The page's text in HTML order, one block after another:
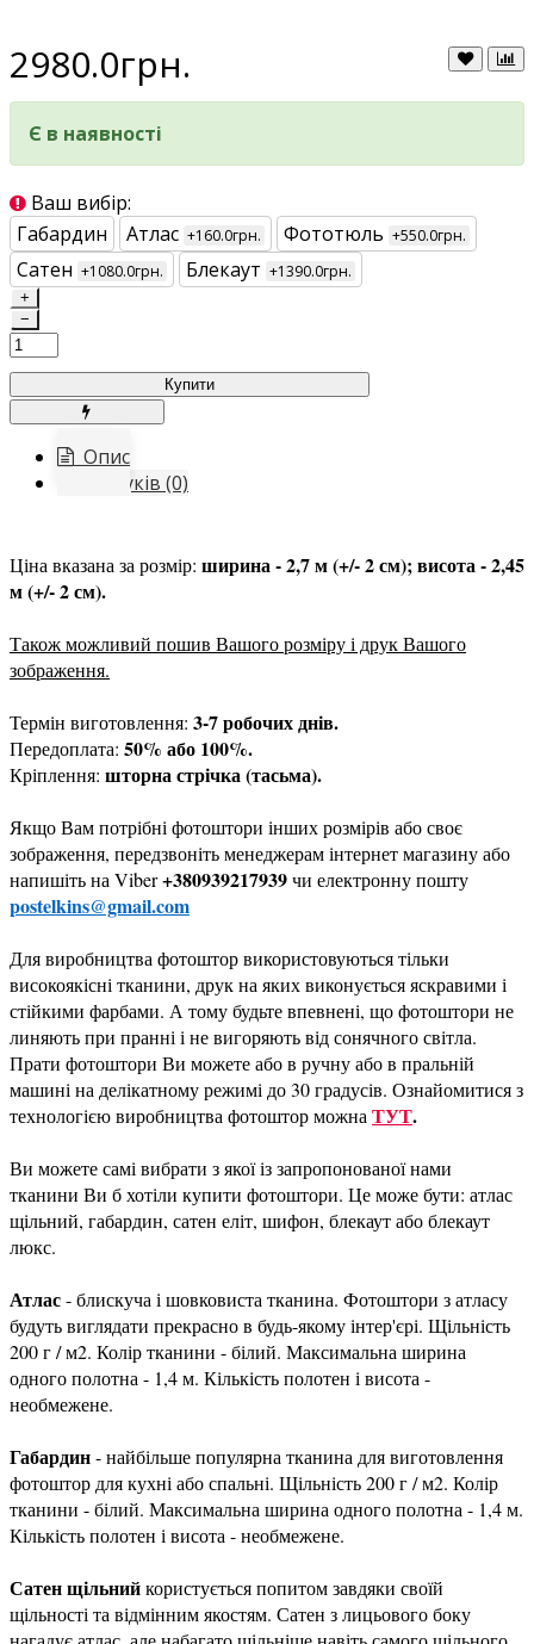
2980.0грн.
Є в наявності
Ваш вибір:
Габардин
Атлас +160.0грн. Фототюль +550.0грн.
Сатен +1080.0грн. Блекаут +1390.0грн.
+
−
Купити
Опис
Відгуків (0)
Ціна вказана за розмір: ширина - 2,7 м (+/- 2 см); висота - 2,45
м (+/- 2 см).
Також можливий пошив Вашого розміру і друк Вашого
зображення.
Термін виготовлення: 3-7 робочих днів.
Передоплата: 50% або 100%.
Кріплення: шторна стрічка (тасьма).
Якщо Вам потрібні фотоштори інших розмірів або своє
зображення, передзвоніть менеджерам інтернет магазину або
напишіть на Viber+380939217939чи електронну пошту
postelkins@gmail.com
Для виробництва фотоштор використовуються тільки
високоякісні тканини, друк на яких виконується яскравими і
стійкими фарбами. А тому будьте впевнені, що фотоштори не
линяють при пранні і не вигоряють від сонячного світла.
Прати фотоштори Ви можете або в ручну або в пральній
машині на делікатному режимі до 30 градусів. Ознайомитися з
технологією виробництва фотоштор можна ТУТ.
Ви можете самі вибрати з якої із запропонованої нами
тканини Ви б хотіли купити фотоштори. Це може бути: атлас
щільний, габардин, сатен еліт, шифон, блекаут або блекаут
люкс.
Атлас- блискуча і шовковиста тканина. Фотоштори з атласу
будуть виглядати прекрасно в будь-якому інтер'єрі. Щільність
200 г / м2. Колір тканини - білий. Максимальна ширина
одного полотна - 1,4 м. Кількість полотен і висота -
необмежене.
Габардин- найбільше популярна тканина для виготовлення
фотоштор для кухні або спальні. Щільність 200 г / м2. Колір
тканини - білий. Максимальна ширина одного полотна - 1,4 м.
Кількість полотен і висота - необмежене.
Сатен щільнийкористується попитом завдяки своїй
щільності та відмінним якостям. Сатен з лицьового боку